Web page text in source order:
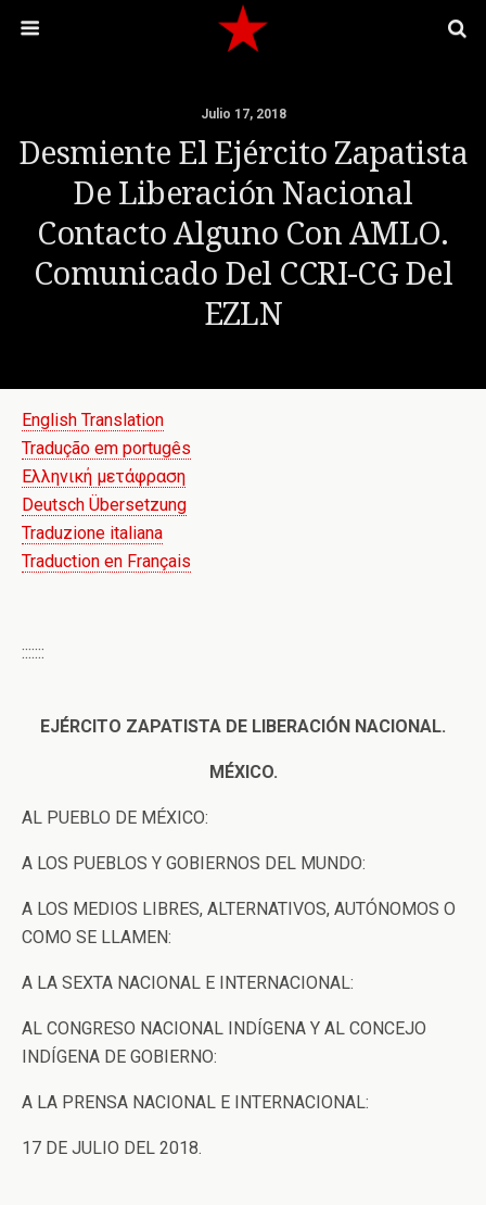
Julio 17, 2018
Desmiente El Ejército Zapatista
De Liberación Nacional
Contacto Alguno Con AMLO.
Comunicado Del CCRI-CG Del
EZLN
English Translation
Tradução em portugês
Ελληνική μετάφραση
Deutsch Übersetzung
Traduzione italiana
Traduction en Français
:::::::
EJÉRCITO ZAPATISTA DE LIBERACIÓN NACIONAL.
MÉXICO.
AL PUEBLO DE MÉXICO:
A LOS PUEBLOS Y GOBIERNOS DEL MUNDO:
A LOS MEDIOS LIBRES, ALTERNATIVOS, AUTÓNOMOS O
COMO SE LLAMEN:
A LA SEXTA NACIONAL E INTERNACIONAL:
AL CONGRESO NACIONAL INDÍGENA Y AL CONCEJO
INDÍGENA DE GOBIERNO:
A LA PRENSA NACIONAL E INTERNACIONAL:
17 DE JULIO DEL 2018.